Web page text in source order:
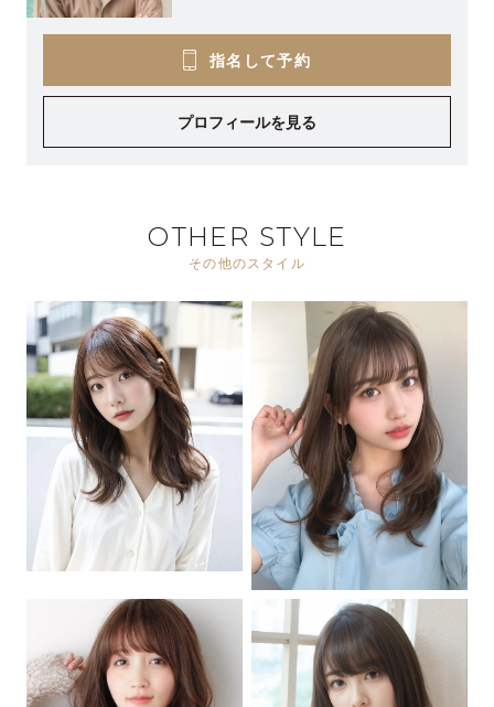
指名して予約
プロフィールを見る
OTHER STYLE
その他のスタイル